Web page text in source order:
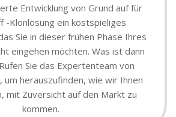
Entwicklung von Grund auf für
-Klonlösung ein kostspieliges
Sie in dieser frühen Phase Ihres
eingehen möchten. Was ist dann
Sie das Expertenteam von
um herauszufinden, wie wir Ihnen
mit Zuversicht auf den Markt zu
kommen.